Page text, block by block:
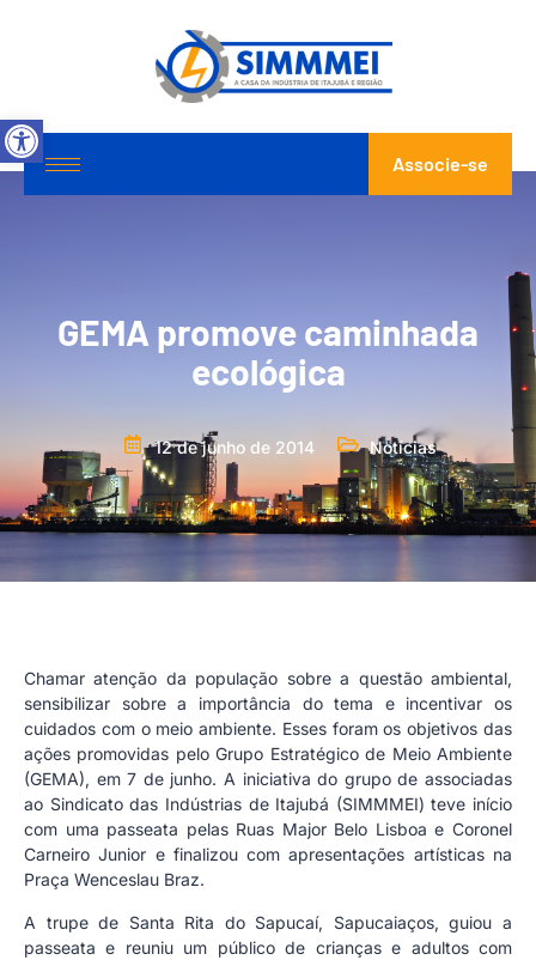
Abrir a barra de ferramentas
Associe-se
GEMA promove caminhada
ecológica
12 de junho de 2014 Notícias
Chamar atenção da população sobre a questão ambiental,
sensibilizar sobre a importância do tema e incentivar os
cuidados com o meio ambiente. Esses foram os objetivos das
ações promovidas pelo Grupo Estratégico de Meio Ambiente
(GEMA), em 7 de junho. A iniciativa do grupo de associadas
ao Sindicato das Indústrias de Itajubá (SIMMMEI) teve início
com uma passeata pelas Ruas Major Belo Lisboa e Coronel
Carneiro Junior e finalizou com apresentações artísticas na
Praça Wenceslau Braz.
A trupe de Santa Rita do Sapucaí, Sapucaiaços, guiou a
passeata e reuniu um público de crianças e adultos com